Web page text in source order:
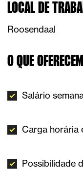
LOCAL DE
Roosendaal
O QUE
Salário
Carga horária
Possibilidade